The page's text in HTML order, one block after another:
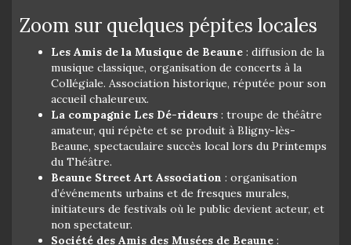
Zoom sur quelques pépites locales
Les Amis de la Musique de Beaune : diffusion de la
musique classique, organisation de concerts à la
Collégiale. Association historique, réputée pour son
accueil chaleureux.
La compagnie Les Dé-rideurs : troupe de théâtre
amateur, qui répète et se produit à Bligny-lès-
Beaune, spectaculaire succès local lors du Printemps
du Théâtre.
Beaune Street Art Association : organisation
d’événements urbains et de fresques murales,
initiateurs de festivals où le public devient acteur, et
non spectateur.
Société des Amis des Musées de Beaune :